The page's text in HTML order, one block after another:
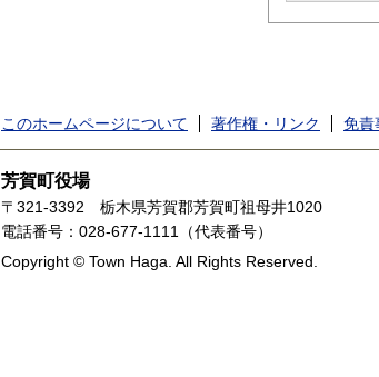
このホームページについて 著作権・リンク 免責
芳賀町役場
〒321-3392
栃木県芳賀郡芳賀町祖母井1020
電話番号：028-677-1111（代表番号）
Copyright © Town Haga. All Rights Reserved.